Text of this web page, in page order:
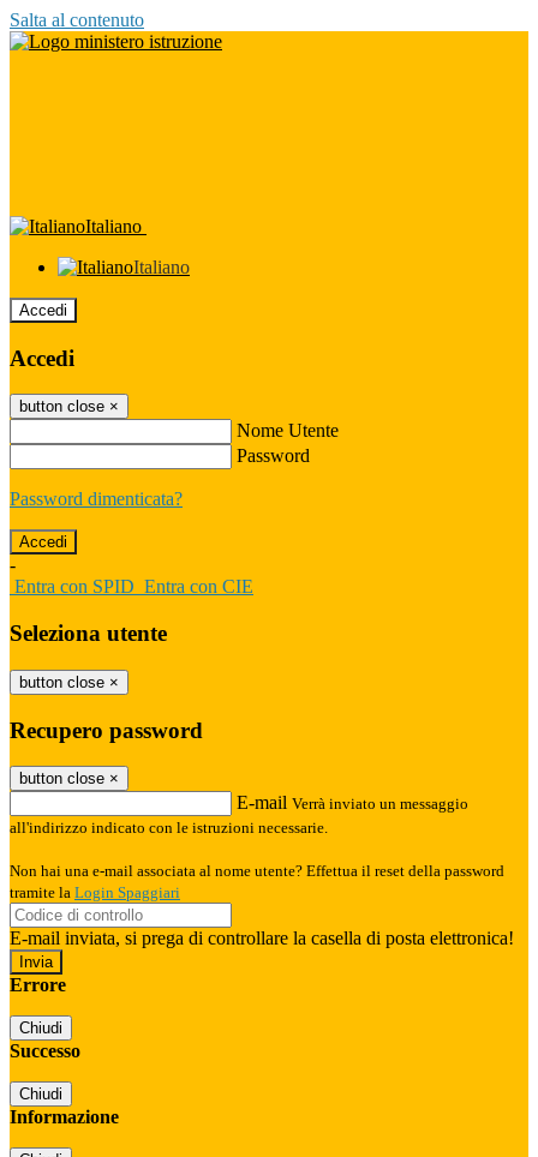
Salta al contenuto
Italiano
Italiano
Accedi
Accedi
button close ×
Nome Utente
Password
Password dimenticata?
-
Entra con SPID Entra con CIE
Seleziona utente
button close ×
Recupero password
button close ×
E-mail Verrà inviato un messaggio
all'indirizzo indicato con le istruzioni necessarie.
Non hai una e-mail associata al nome utente? Effettua il reset della password
tramite la Login Spaggiari
E-mail inviata, si prega di controllare la casella di posta elettronica!
Errore
Chiudi
Successo
Chiudi
Informazione